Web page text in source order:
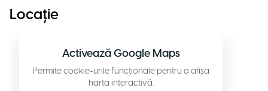
Locație
Activează Google Maps
Permite cookie-urile funcționale pentru a afișa
harta interactivă.